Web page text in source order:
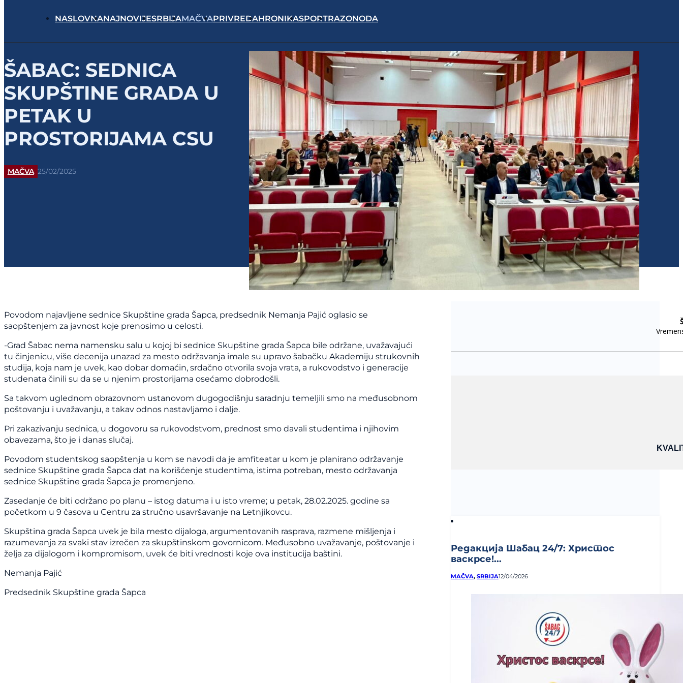
NASLOVNANAJNOVIJESRBIJAMAČVAPRIVREDAHRONIKASPORTRAZONODA
ŠABAC: SEDNICA
SKUPŠTINE GRADA U
PETAK U
PROSTORIJAMA CSU
MAČVA 25/02/2025
Povodom najavljene sednice Skupštine grada Šapca, predsednik Nemanja Pajić oglasio se
saopštenjem za javnost koje prenosimo u celosti.
-Grad Šabac nema namensku salu u kojoj bi sednice Skupštine grada Šapca bile održane, uvažavajući
tu činjenicu, više decenija unazad za mesto održavanja imale su upravo šabačku Akademiju strukovnih
studija, koja nam je uvek, kao dobar domaćin, srdačno otvorila svoja vrata, a rukovodstvo i generacije
studenata činili su da se u njenim prostorijama osećamo dobrodošli.
Sa takvom uglednom obrazovnom ustanovom dugogodišnju saradnju temeljili smo na međusobnom
poštovanju i uvažavanju, a takav odnos nastavljamo i dalje.
Pri zakazivanju sednica, u dogovoru sa rukovodstvom, prednost smo davali studentima i njihovim
obavezama, što je i danas slučaj.
Povodom studentskog saopštenja u kom se navodi da je amfiteatar u kom je planirano održavanje
sednice Skupštine grada Šapca dat na korišćenje studentima, istima potreban, mesto održavanja
sednice Skupštine grada Šapca je promenjeno.
Zasedanje će biti održano po planu – istog datuma i u isto vreme; u petak, 28.02.2025. godine sa
početkom u 9 časova u Centru za stručno usavršavanje na Letnjikovcu.
Skupština grada Šapca uvek je bila mesto dijaloga, argumentovanih rasprava, razmene mišljenja i
razumevanja za svaki stav izrečen za skupštinskom govornicom. Međusobno uvažavanje, poštovanje i
želja za dijalogom i kompromisom, uvek će biti vrednosti koje ova institucija baštini.
Nemanja Pajić
Predsednik Skupštine grada Šapca
Редакција Шабац 24/7: Христос
васкрсе!...
MAČVA, SRBIJA12/04/2026